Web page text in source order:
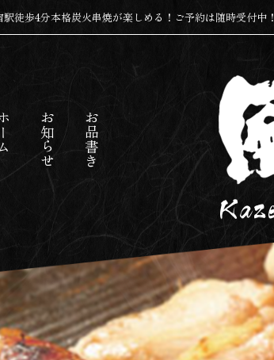
徒歩4分本格炭火串焼が楽しめる！ご予約は随時受付中！
ム お知らせ お品書き